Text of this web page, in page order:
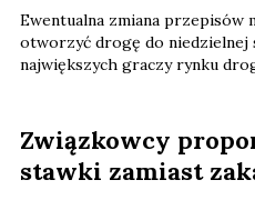
Ewentualna zmiana przepisów
otworzyć drogę do niedzielnej
największych graczy rynku
Związkowcy
stawki zamiast